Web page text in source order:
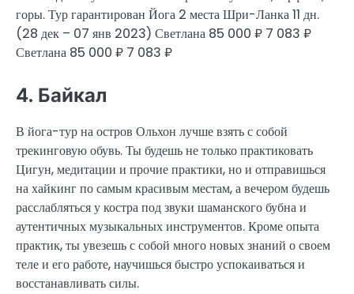
горы. Тур гарантирован Йога 2 места Шри-Ланка11 дн.
(28 дек – 07 янв 2023) Светлана 85 000 ₽ 7 083 ₽
Светлана 85 000 ₽ 7 083 ₽
4. Байкал
В йога-тур на остров Ольхон лучше взять с собой
трекинговую обувь. Ты будешь не только практиковать
Цигун, медитации и прочие практики, но и отправишься
на хайкинг по самым красивым местам, а вечером будешь
расслабляться у костра под звуки шаманского бубна и
аутентичных музыкальных инструментов. Кроме опыта
практик, ты увезешь с собой много новых знаний о своем
теле и его работе, научишься быстро успокаиваться и
восстанавливать силы.